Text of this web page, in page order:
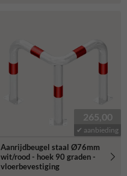
265,00
✔ aanbieding
Aanrijdbeugel staal Ø76mm
wit/rood - hoek 90 graden -
vloerbevestiging